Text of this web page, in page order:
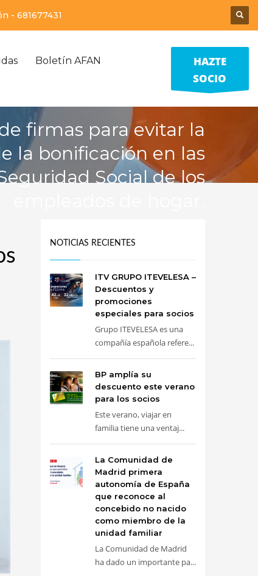
- 681677431
Boletín AFAN
HAZTE
SOCIO
firmas para evitar la
la bonificación en las
Social de los
NOTICIAS RECIENTES
ITV GRUPO ITEVELESA –
Descuentos y
promociones
especiales para socios
Grupo ITEVELESA es una
compañía española refere...
BP amplía su
descuento este verano
para los socios
Este verano, viajar en
familia tiene una ventaj...
La Comunidad de
Madrid primera
autonomía de España
que reconoce al
concebido no nacido
como miembro de la
unidad familiar
La Comunidad de Madrid
ha dado un importante pa...